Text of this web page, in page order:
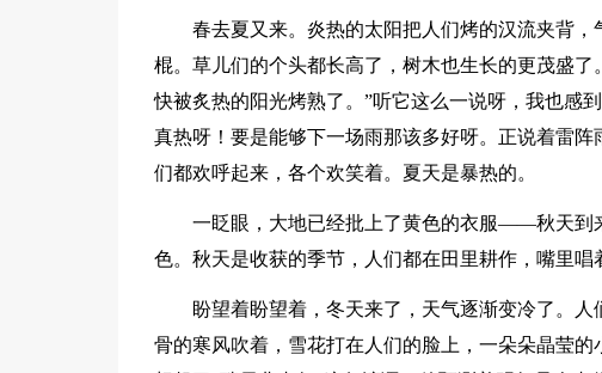
春去夏又来。炎热的太阳把人们烤的汉流夹背
棍。草儿们的个头都长高了，树木也生长的更茂盛
快被炙热的阳光烤熟了。”听它这么一说呀，我也感
真热呀！要是能够下一场雨那该多好呀。正说着雷
们都欢呼起来，各个欢笑着。夏天是暴热的。
一眨眼，大地已经批上了黄色的衣服——秋天到
色。秋天是收获的季节，人们都在田里耕作，嘴里唱
盼望着盼望着，冬天来了，天气逐渐变冷了。
骨的寒风吹着，雪花打在人们的脸上，一朵朵晶莹